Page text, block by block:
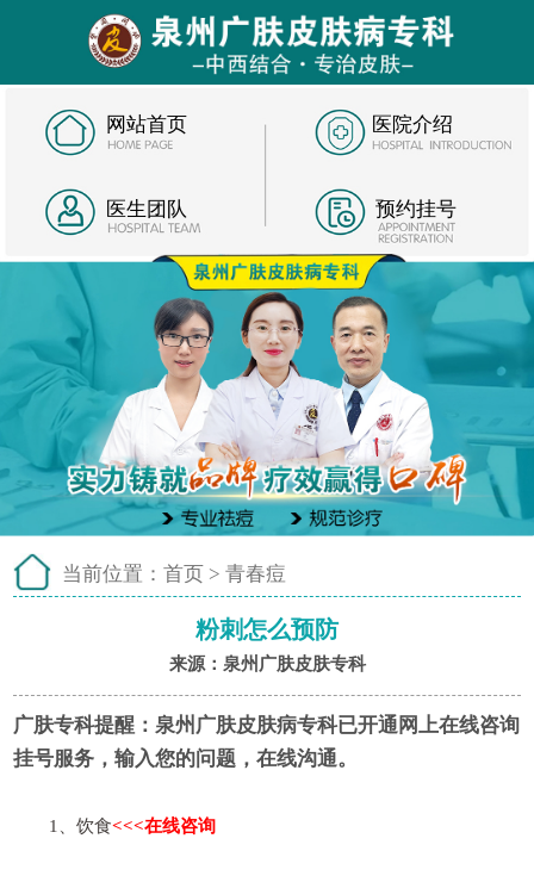
网站首页 医院介绍
医生团队 预约挂号
当前位置： 首页 > 青春痘
粉刺怎么预防
来源：泉州广肤皮肤专科
广肤专科提醒： 泉州广肤皮肤病专科已开通网上在线咨询
挂号服务，输入您的问题，在线沟通。
1、饮食<<<在线咨询